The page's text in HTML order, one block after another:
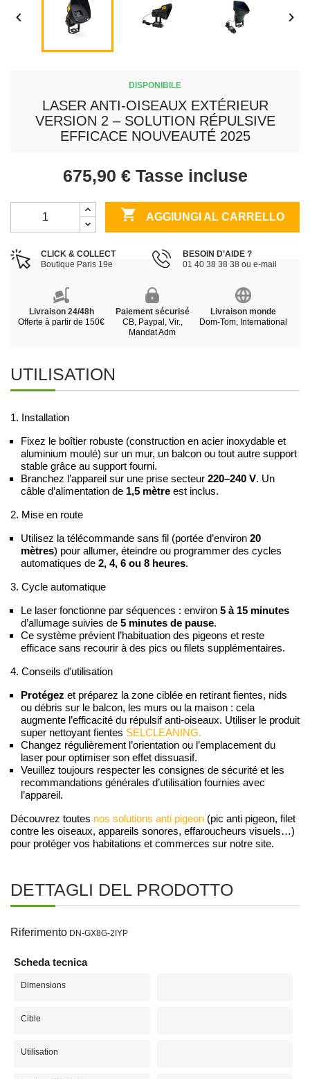
 
DISPONIBILE
LASER ANTI-OISEAUX EXTÉRIEUR
VERSION 2 – SOLUTION RÉPULSIVE
EFFICACE NOUVEAUTÉ 2025
675,90 € Tasse incluse
 AGGIUNGI AL CARRELLO
CLICK & COLLECT
Boutique Paris 19e
BESOIN D’AIDE ?
01 40 38 38 38 ou e-mail
Livraison 24/48h
Offerte à partir de 150€
Paiement sécurisé
CB, Paypal, Vir.,
Mandat Adm
Livraison monde
Dom-Tom, International
UTILISATION
1. Installation
Fixez le boîtier robuste (construction en acier inoxydable et
aluminium moulé) sur un mur, un balcon ou tout autre support
stable grâce au support fourni.
Branchez l’appareil sur une prise secteur 220–240 V. Un
câble d’alimentation de 1,5 mètre est inclus.
2. Mise en route
Utilisez la télécommande sans fil (portée d’environ 20
mètres) pour allumer, éteindre ou programmer des cycles
automatiques de 2, 4, 6 ou 8 heures.
3. Cycle automatique
Le laser fonctionne par séquences : environ 5 à 15 minutes
d’allumage suivies de 5 minutes de pause.
Ce système prévient l’habituation des pigeons et reste
efficace sans recourir à des pics ou filets supplémentaires.
4. Conseils d'utilisation
Protégez et préparez la zone ciblée en retirant fientes, nids
ou débris sur le balcon, les murs ou la maison : cela
augmente l’efficacité du répulsif anti-oiseaux. Utiliser le produit
super nettoyant fientes SELCLEANING.
Changez régulièrement l’orientation ou l’emplacement du
laser pour optimiser son effet dissuasif.
Veuillez toujours respecter les consignes de sécurité et les
recommandations générales d’utilisation fournies avec
l’appareil.
Découvrez toutes nos solutions anti pigeon (pic anti pigeon, filet
contre les oiseaux, appareils sonores, effaroucheurs visuels…)
pour protéger vos habitations et commerces sur notre site.
DETTAGLI DEL PRODOTTO
Riferimento DN-GX8G-2IYP
Scheda tecnica
Dimensions
Cible
Utilisation